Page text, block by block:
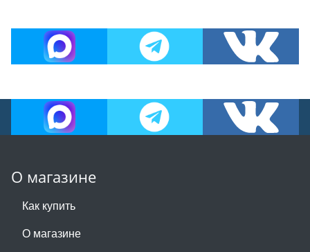
О магазине
Как купить
О магазине